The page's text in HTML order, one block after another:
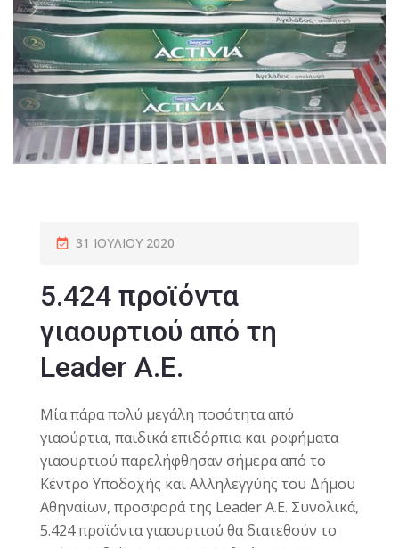
31 ΙΟΥΛΊΟΥ 2020
5.424 προϊόντα
γιαουρτιού από τη
Leader A.E.
Μία πάρα πολύ μεγάλη ποσότητα από
γιαούρτια, παιδικά επιδόρπια και ροφήματα
γιαουρτιού παρελήφθησαν σήμερα από το
Κέντρο Υποδοχής και Αλληλεγγύης του Δήμου
Αθηναίων, προσφορά της Leader A.E. Συνολικά,
5.424 προϊόντα γιαουρτιού θα διατεθούν το